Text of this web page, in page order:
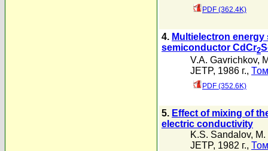
PDF (362.4K)
4. Multielectron
semiconductor CdCr2
V.A. Gavrichkov,
JETP, 1986 г.,
PDF (352.6K)
5. Effect of mixing of
electric conductivity
K.S. Sandalov,
JETP, 1982 г.,